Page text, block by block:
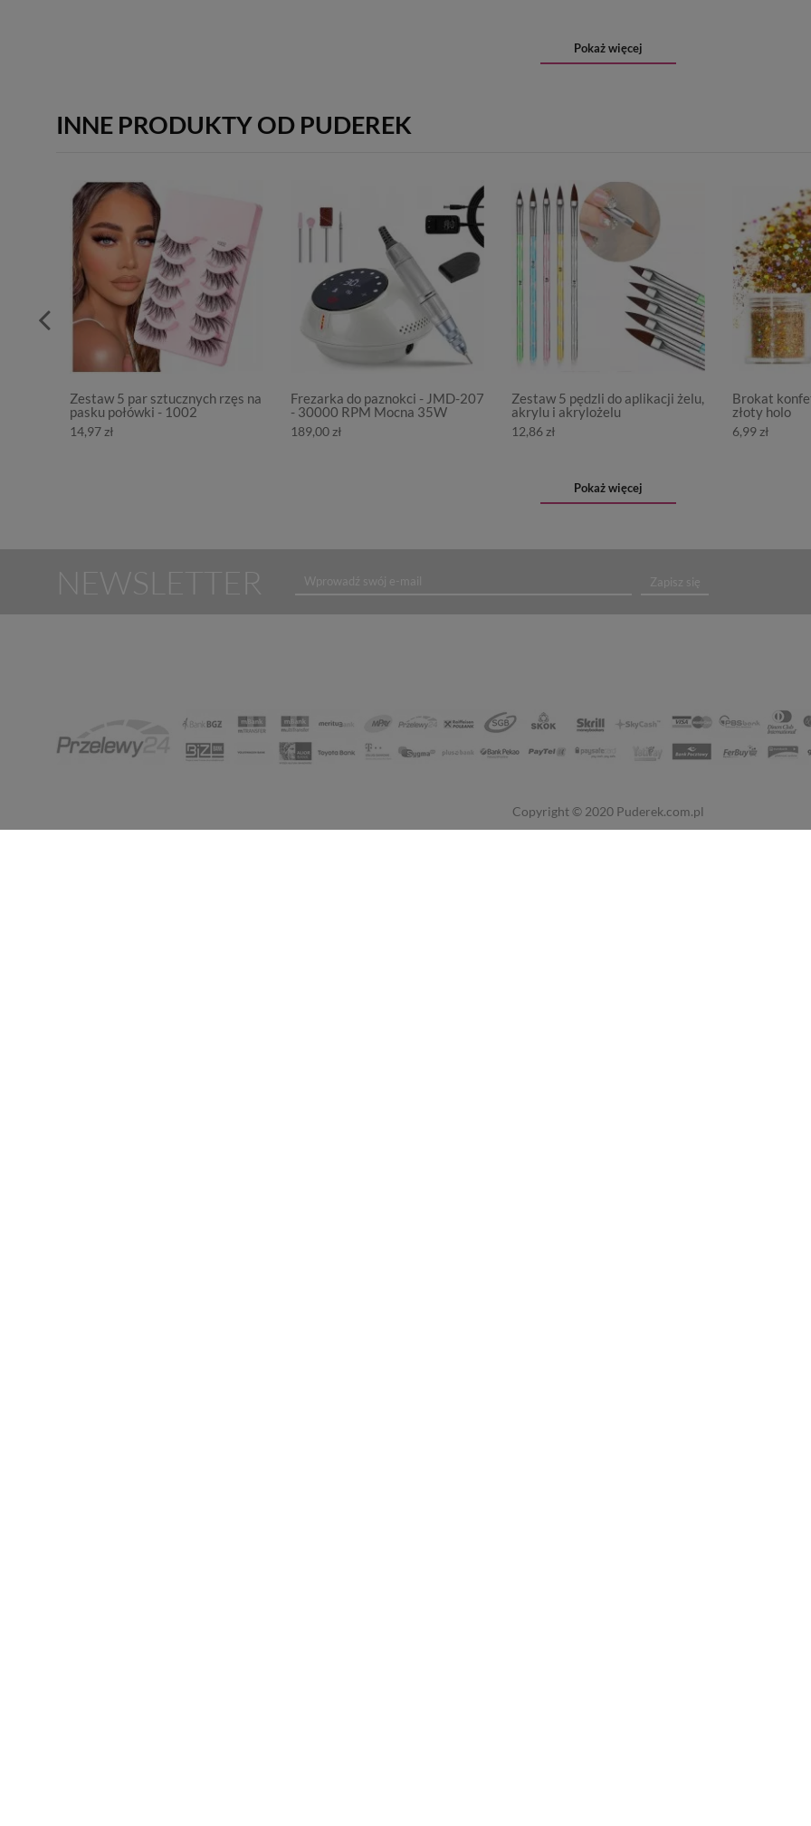
Pokaż więcej
INNE PRODUKTY OD PUDEREK
Zestaw 5 par sztucznych rzęs na
pasku połówki - 1002
14,97 zł
Frezarka do paznokci - JMD-207
- 30000 RPM Mocna 35W
189,00 zł
Zestaw 5 pędzli do aplikacji żelu,
akrylu i akrylożelu
12,86 zł
Brokat
złoty holo
6,99 zł
Pokaż więcej
NEWSLETTER Zapisz się
Copyright © 2020 Puderek.com.pl